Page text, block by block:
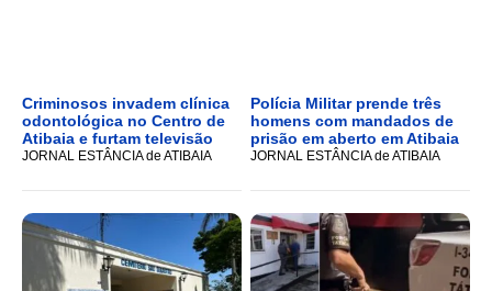
Criminosos invadem clínica
odontológica no Centro de
Atibaia e furtam televisão
JORNAL ESTÂNCIA de ATIBAIA
Polícia Militar prende três
homens com mandados de
prisão em aberto em Atibaia
JORNAL ESTÂNCIA de ATIBAIA